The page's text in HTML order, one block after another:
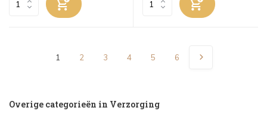
1 2 3 4 5 6
Overige categorieën in Verzorging